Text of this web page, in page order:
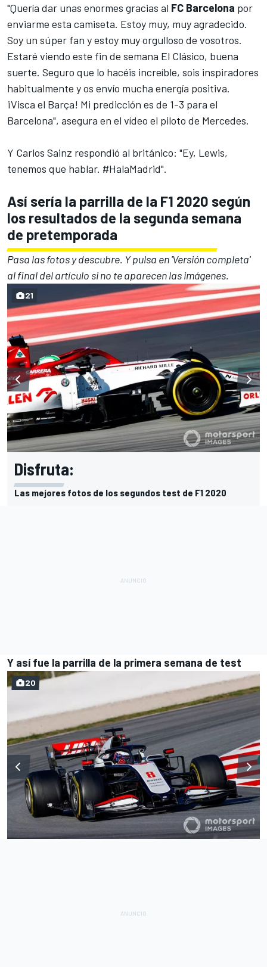
"Quería dar unas enormes gracias al FC Barcelona por
enviarme esta camiseta. Estoy muy, muy agradecido.
Soy un súper fan y estoy muy orgulloso de vosotros.
Estaré viendo este fin de semana El Clásico, buena
suerte. Seguro que lo hacéis increíble, sois inspiradores
habitualmente y os envío mucha energía positiva.
¡Visca el Barça! Mi predicción es de 1-3 para el
Barcelona", asegura en el vídeo el piloto de Mercedes.
Y Carlos Sainz respondió al británico: "Ey, Lewis,
tenemos que hablar. #HalaMadrid".
Así sería la parrilla de la F1 2020 según
los resultados de la segunda semana
de pretemporada
Pasa las fotos y descubre. Y pulsa en 'Versión completa'
al final del artículo si no te aparecen las imágenes.
21
Disfruta:
Las mejores fotos de los segundos test de F1 2020
Y así fue la parrilla de la primera semana de test
20